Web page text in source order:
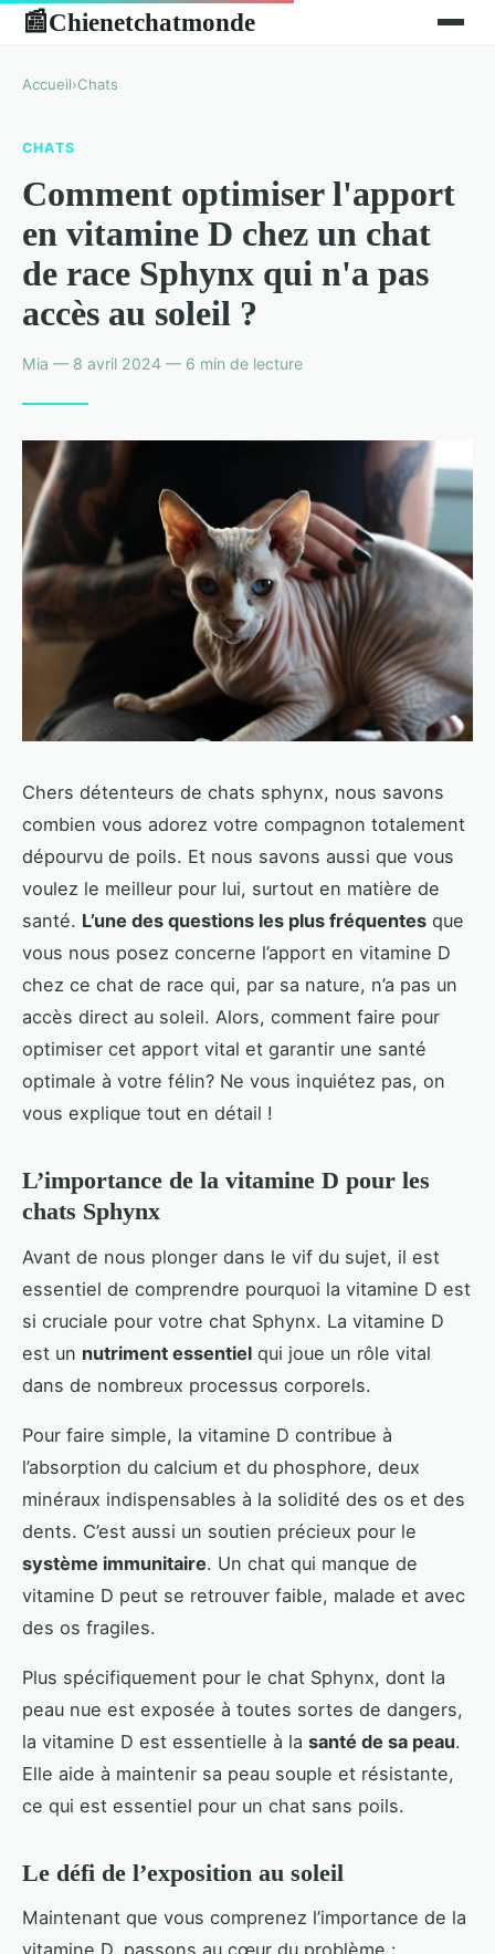
📰Chienetchatmonde
Accueil›Chats
CHATS
Comment optimiser l'apport
en vitamine D chez un chat
de race Sphynx qui n'a pas
accès au soleil ?
Mia — 8 avril 2024 — 6 min de lecture
Chers détenteurs de chats sphynx, nous savons
combien vous adorez votre compagnon totalement
dépourvu de poils. Et nous savons aussi que vous
voulez le meilleur pour lui, surtout en matière de
santé. L’une des questions les plus fréquentes que
vous nous posez concerne l’apport en vitamine D
chez ce chat de race qui, par sa nature, n’a pas un
accès direct au soleil. Alors, comment faire pour
optimiser cet apport vital et garantir une santé
optimale à votre félin? Ne vous inquiétez pas, on
vous explique tout en détail !
L’importance de la vitamine D pour les
chats Sphynx
Avant de nous plonger dans le vif du sujet, il est
essentiel de comprendre pourquoi la vitamine D est
si cruciale pour votre chat Sphynx. La vitamine D
est un nutriment essentiel qui joue un rôle vital
dans de nombreux processus corporels.
Pour faire simple, la vitamine D contribue à
l’absorption du calcium et du phosphore, deux
minéraux indispensables à la solidité des os et des
dents. C’est aussi un soutien précieux pour le
système immunitaire. Un chat qui manque de
vitamine D peut se retrouver faible, malade et avec
des os fragiles.
Plus spécifiquement pour le chat Sphynx, dont la
peau nue est exposée à toutes sortes de dangers,
la vitamine D est essentielle à la santé de sa peau.
Elle aide à maintenir sa peau souple et résistante,
ce qui est essentiel pour un chat sans poils.
Le défi de l’exposition au soleil
Maintenant que vous comprenez l’importance de la